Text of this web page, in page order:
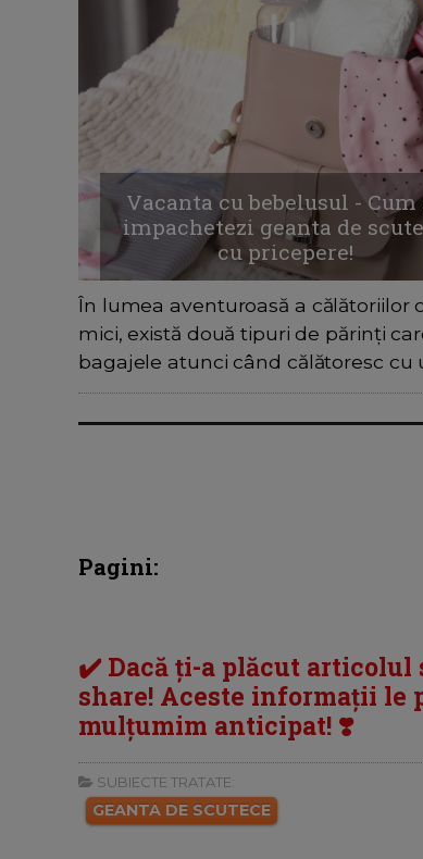
Vacanta cu bebelusul - Cum
impachetezi geanta de
cu pricepere!
În lumea aventuroasă a călătoriilor
mici, există două tipuri de părinți
bagajele atunci când călătoresc cu
Pagini:
✔️ Dacă ți-a plăcut articolul
share! Aceste informații
mulțumim anticipat! ❣️
SUBIECTE TRATATE:
GEANTA DE SCUTECE